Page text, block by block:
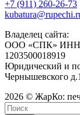
+7 (911) 260-26-73
Владелец сайта:
ООО «СПК» ИНН /
1203500018919
Юридический и
Чернышевского
2026 © ЖарКо: